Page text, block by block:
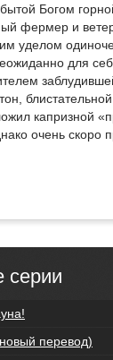
Богом
фермер и
уделом
для
капризной
очень скоро
серии
перевод)